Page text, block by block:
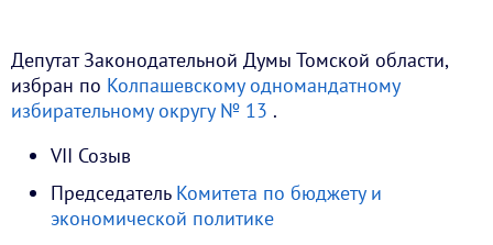
Депутат Законодательной Думы Томской области,
избран по Колпашевскому одномандатному
избирательному округу № 13 .
VII Созыв
Председатель Комитета по бюджету и
экономической политике